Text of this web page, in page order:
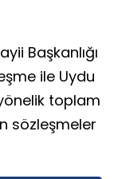
Başkanlığı
ile Uydu
toplam
sözleşmeler